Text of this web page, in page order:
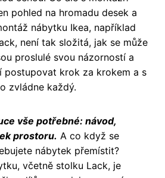
pohled na hromadu desek a
nábytku Ikea, například
není tak složitá, jak se může
proslulé svou názorností a
postupovat krok za krokem a s
zvládne každý.
vše potřebné: návod,
prostoru. A co když se
nábytek přemístit?
včetně stolku Lack, je